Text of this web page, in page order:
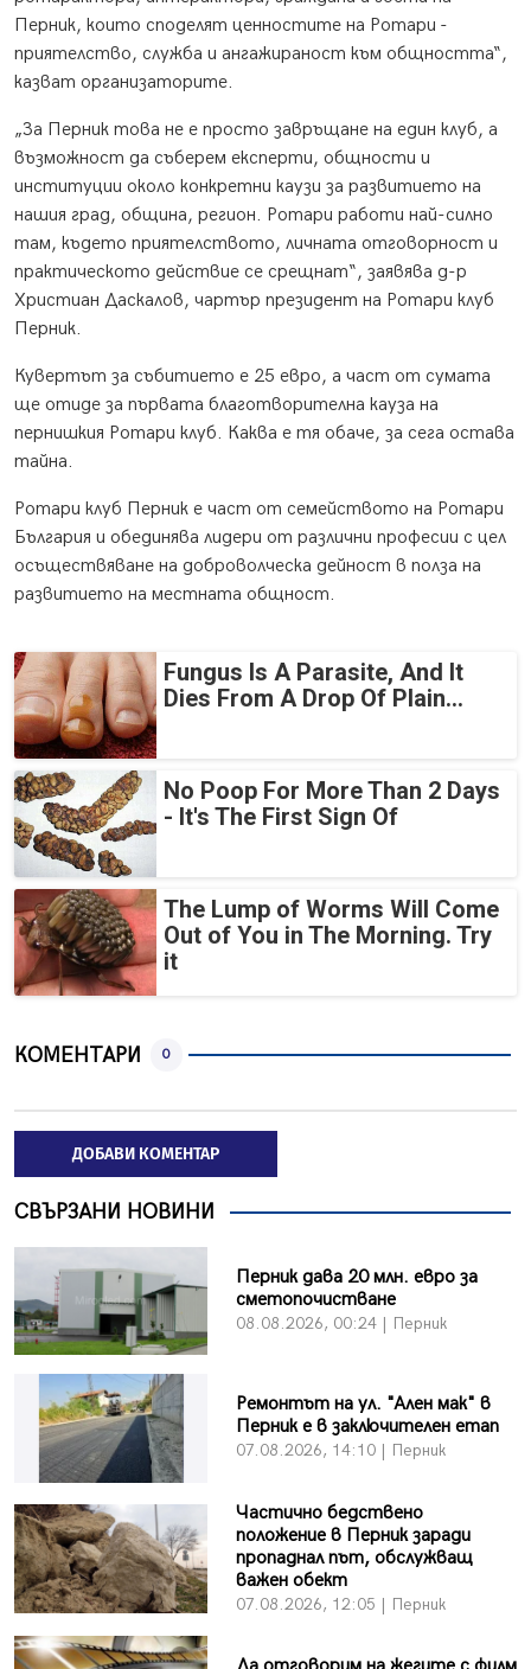
Перник, които споделят ценностите на Ротари -
приятелство, служба и ангажираност към общността“,
казват организаторите.
„За Перник това не е просто завръщане на един клуб, а
възможност да съберем експерти, общности и
институции около конкретни каузи за развитието на
нашия град, община, регион. Ротари работи най-силно
там, където приятелството, личната отговорност и
практическото действие се срещнат“, заявява д-р
Христиан Даскалов, чартър президент на Ротари клуб
Перник.
Кувертът за събитието е 25 евро, а част от сумата
ще отиде за първата благотворителна кауза на
пернишкия Ротари клуб. Каква е тя обаче, за сега остава
тайна.
Ротари клуб Перник е част от семейството на Ротари
България и обединява лидери от различни професии с цел
осъществяване на доброволческа дейност в полза на
развитието на местната общност.
Fungus Is A Parasite, And It
Dies From A Drop Of Plain...
No Poop For More Than 2 Days
- It's The First Sign Of
The Lump of Worms Will Come
Out of You in The Morning. Try
it
КОМЕНТАРИ 0
ДОБАВИ КОМЕНТАР
СВЪРЗАНИ НОВИНИ
Перник дава 20 млн. евро за
сметопочистване
08.08.2026, 00:24 | Перник
Ремонтът на ул. "Ален мак" в
Перник е в заключителен етап
07.08.2026, 14:10 | Перник
Частично бедствено
положение в Перник заради
пропаднал път, обслужващ
важен обект
07.08.2026, 12:05 | Перник